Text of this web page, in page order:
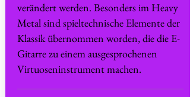
verändert werden. Besonders im Heavy
Metal sind spieltechnische Elemente der
Klassik übernommen worden, die die E-
Gitarre zu einem ausgesprochenen
Virtuoseninstrument machen.